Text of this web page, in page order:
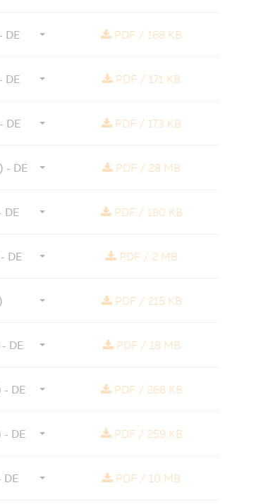
DE PDF / 168 KB
DE PDF / 171 KB
DE PDF / 173 KB
- DE PDF / 28 MB
DE PDF/ 180 KB
DE PDF/ 2 MB
PDF/ 215 KB
DE PDF/ 18 MB
- DE PDF/ 268 KB
- DE PDF/ 259 KB
DE PDF / 10 MB